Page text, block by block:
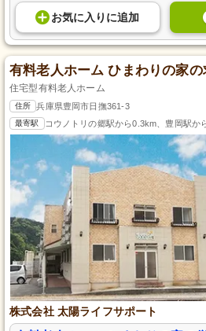
お気に入り に追加
有料老人ホーム ひまわりの家の
住宅型有料老人ホーム
住所 兵庫県豊岡市日撫361-3
最寄駅 コウノトリの郷駅から0.3km、豊岡駅か
株式会社 太陽ライフサポート